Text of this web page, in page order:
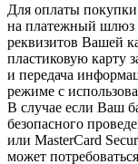
Для оплаты
на платежный шлюз
реквизитов Вашей
пластиковую карту
и передача
режиме с
В случае если Ваш
безопасного
или MasterCard
может